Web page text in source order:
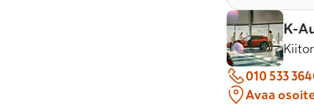
K-
010 533
Avaa